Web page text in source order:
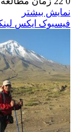
نمایش بیشتر
فیسبوک ایکس